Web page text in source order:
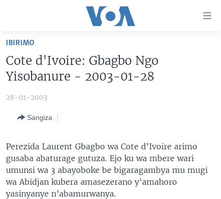
ntangiriro
Jya
gutangirira
BURUNDI
KW'ISI
AHO KUMVIRA
MURISANGA
AMAKURU KU MUGOROBA
BUNGABUNGA UBUZIMA
UMUZIKI
DUKURIKIRE
IBIRIMO
Cote d'Ivoire: Gbagbo Ngo
Yisobanure - 2003-01-28
28-01-2003
Sangiza
Perezida Laurent Gbagbo wa Cote d’Ivoire arimo
gusaba abaturage gutuza. Ejo ku wa mbere wari
umunsi wa 3 abayoboke be bigaragambya mu mugi
wa Abidjan kubera amasezerano y’amahoro
yasinyanye n’abamurwanya.